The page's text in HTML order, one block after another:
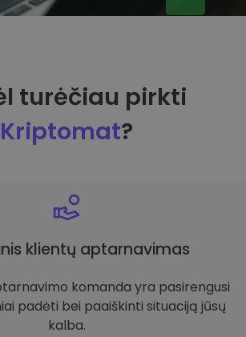
turėčiau pirkti
Kriptomat?
klientų aptarnavimas
komanda yra pasirengusi
padėti bei paaiškinti situaciją jūsų
kalba.